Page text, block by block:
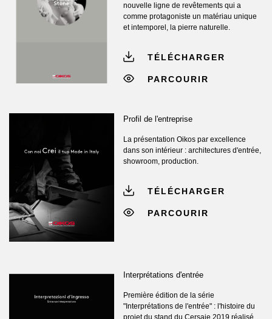
nouvelle ligne de revêtements qui a
comme protagoniste un matériau unique
et intemporel, la pierre naturelle.
TÉLÉCHARGER
PARCOURIR
Profil de l'entreprise
La présentation Oikos par excellence
dans son intérieur : architectures d'entrée,
showroom, production.
TÉLÉCHARGER
PARCOURIR
Interprétations d'entrée
Première édition de la série
"Interprétations de l'entrée" : l'histoire du